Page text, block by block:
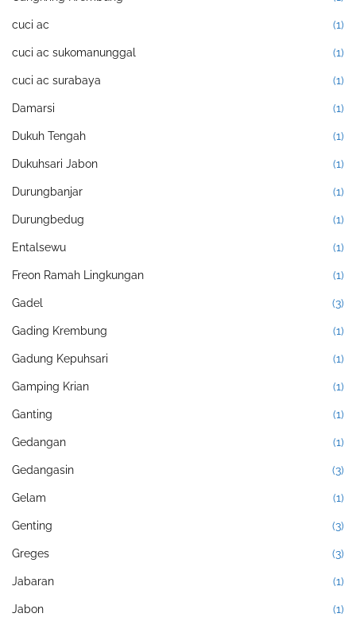
cuci ac (1)
cuci ac sukomanunggal (1)
cuci ac surabaya (1)
Damarsi (1)
Dukuh Tengah (1)
Dukuhsari Jabon (1)
Durungbanjar (1)
Durungbedug (1)
Entalsewu (1)
Freon Ramah Lingkungan (1)
Gadel (3)
Gading Krembung (1)
Gadung Kepuhsari (1)
Gamping Krian (1)
Ganting (1)
Gedangan (1)
Gedangasin (3)
Gelam (1)
Genting (3)
Greges (3)
Jabaran (1)
Jabon (1)